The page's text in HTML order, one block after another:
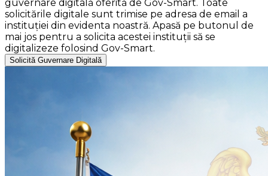
guvernare digitală oferită de Gov-Smart. Toate
solicitările digitale sunt trimise pe adresa de email a
instituției din evidenta noastră. Apasă pe butonul de
mai jos pentru a solicita acestei instituții să se
digitalizeze folosind Gov-Smart.
Solicită Guvernare Digitală